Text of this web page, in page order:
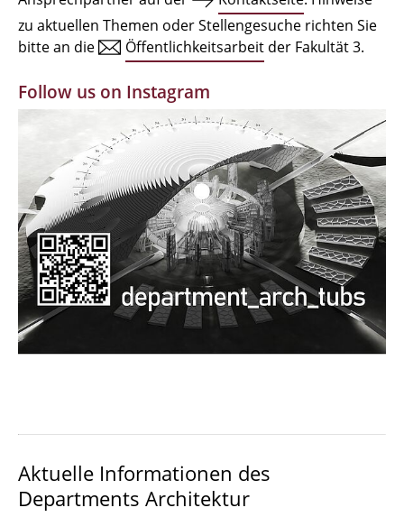
Einrichtungen
Zeichensäle
MBW | Modellbauwerkstatt
Alumni | cloud club
Dokumente und Downloads
zu aktuellen Themen oder Stellengesuche richten Sie
bitte an die
Öffentlichkeitsarbeit der Fakultät 3.
Follow us on Instagram
Aktuelle Informationen des
Departments Architektur